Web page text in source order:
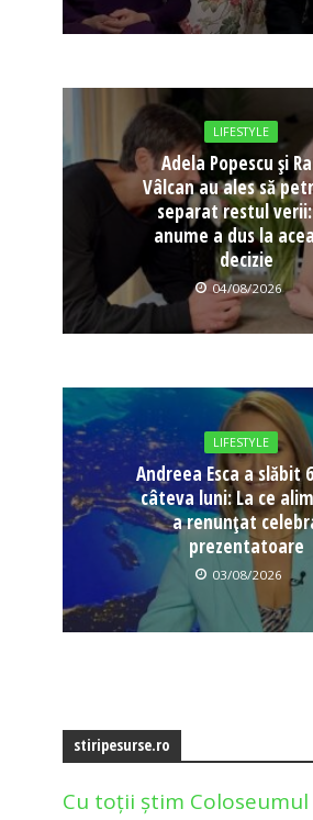
LIFESTYLE
Adela Popescu și
Vâlcan au ales să
separat restul verii:
anume a dus la
decizie
04/08/2026
LIFESTYLE
Andreea Esca a slăbit
câteva luni: La ce
a renunțat
prezentatoare
03/08/2026
stiripesurse.ro
Cu toții știm Coloseumul